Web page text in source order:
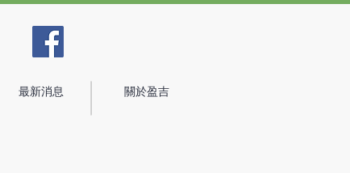
最新消息 關於盈吉